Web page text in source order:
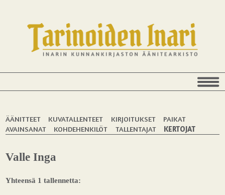
ÄÄNITTEET KUVATALLENTEET KIRJOITUKSET
PAIKAT
AVAINSANAT
KOHDEHENKILÖT TALLENTAJAT KERTOJAT
Valle Inga
Yhteensä 1 tallennetta: